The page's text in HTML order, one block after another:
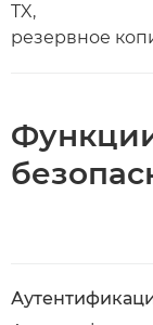
TX,
резервное